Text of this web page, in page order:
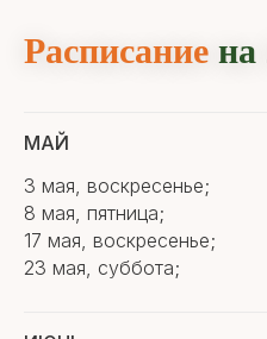
Расписание на
МАЙ
3 мая, воскресенье;
8 мая, пятница;
17 мая, воскресенье;
23 мая, суббота;